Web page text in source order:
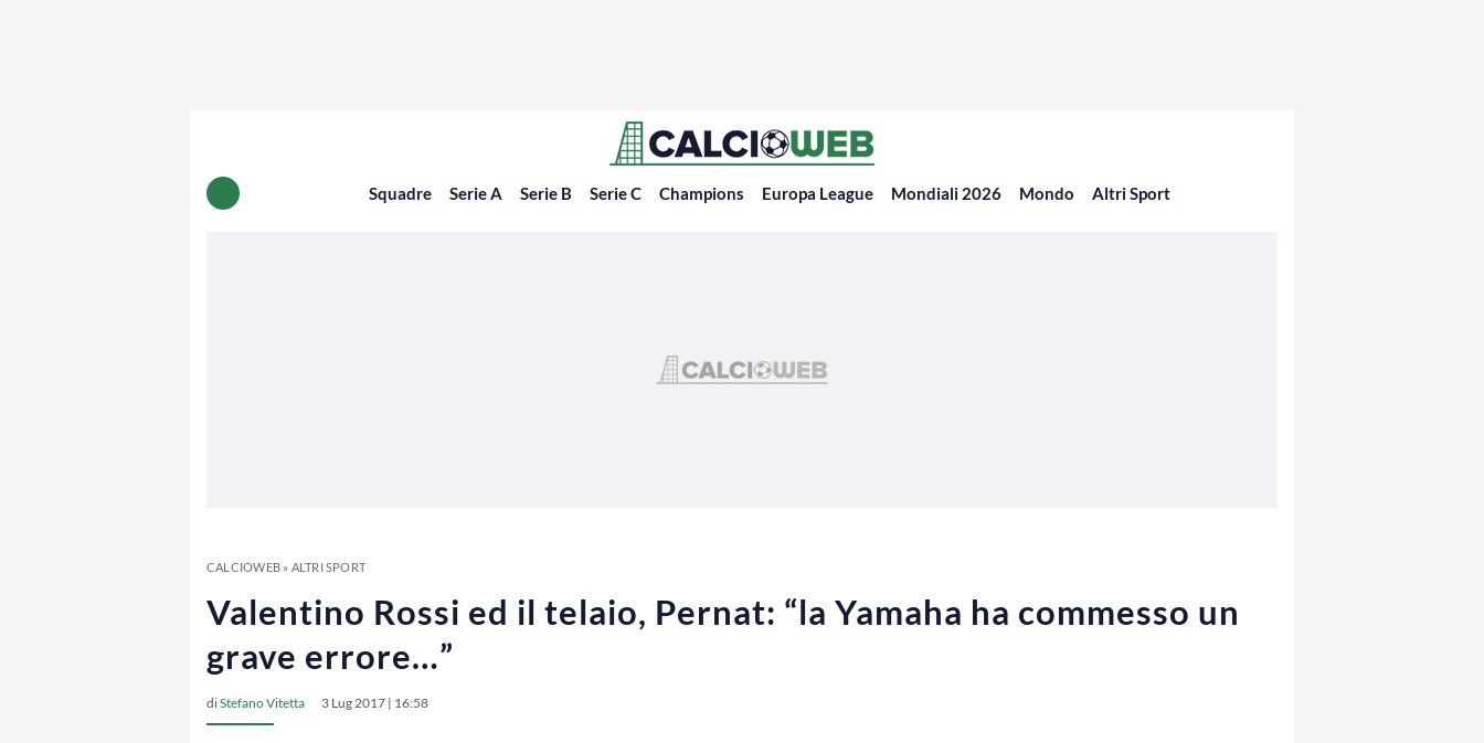
Squadre Serie A Serie B Serie C Champions Europa League Mondiali 2026 Mondo Altri Sport
CALCIOWEB» ALTRI SPORT
Valentino Rossi ed il telaio, Pernat: “la Yamaha ha commesso un
grave errore…”
diStefano Vitetta 3 Lug 2017 | 16:58